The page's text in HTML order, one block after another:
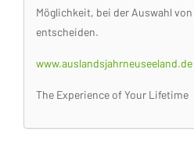
Möglichkeit, bei der Auswahl
entscheiden.
www.auslandsjahrneuseeland.de
The Experience of Your Lifetime